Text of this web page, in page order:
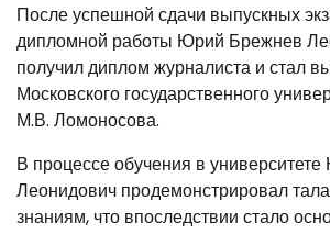
После успешной сдачи выпускных
дипломной работы Юрий Брежнев
получил диплом журналиста и стал
Московского государственного
М.В. Ломоносова.
В процессе обучения в
Леонидович продемонстрировал
знаниям, что впоследствии стало